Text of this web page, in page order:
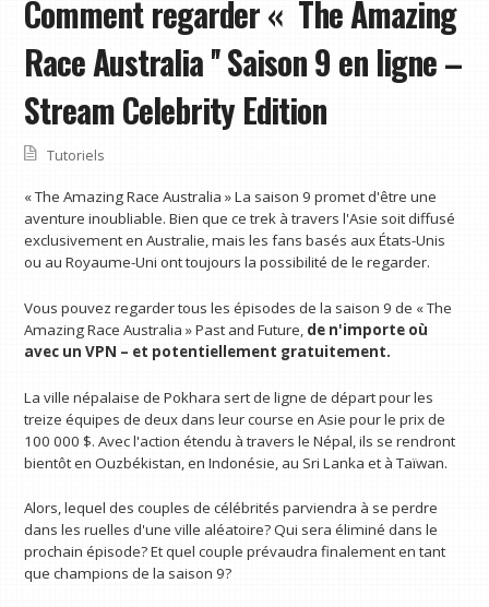
Comment regarder « The Amazing
Race Australia '' Saison 9 en ligne –
Stream Celebrity Edition
Tutoriels
« The Amazing Race Australia » La saison 9 promet d'être une
aventure inoubliable. Bien que ce trek à travers l'Asie soit diffusé
exclusivement en Australie, mais les fans basés aux États-Unis
ou au Royaume-Uni ont toujours la possibilité de le regarder.
Vous pouvez regarder tous les épisodes de la saison 9 de « The
Amazing Race Australia » Past and Future, de n'importe où
avec un VPN – et potentiellement gratuitement.
La ville népalaise de Pokhara sert de ligne de départ pour les
treize équipes de deux dans leur course en Asie pour le prix de
100 000 $. Avec l'action étendu à travers le Népal, ils se rendront
bientôt en Ouzbékistan, en Indonésie, au Sri Lanka et à Taïwan.
Alors, lequel des couples de célébrités parviendra à se perdre
dans les ruelles d'une ville aléatoire? Qui sera éliminé dans le
prochain épisode? Et quel couple prévaudra finalement en tant
que champions de la saison 9?